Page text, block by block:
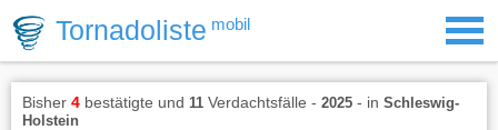
Tornadoliste mobil
Bisher 4 bestätigte und 11 Verdachtsfälle - 2025 - in Schleswig-
Holstein